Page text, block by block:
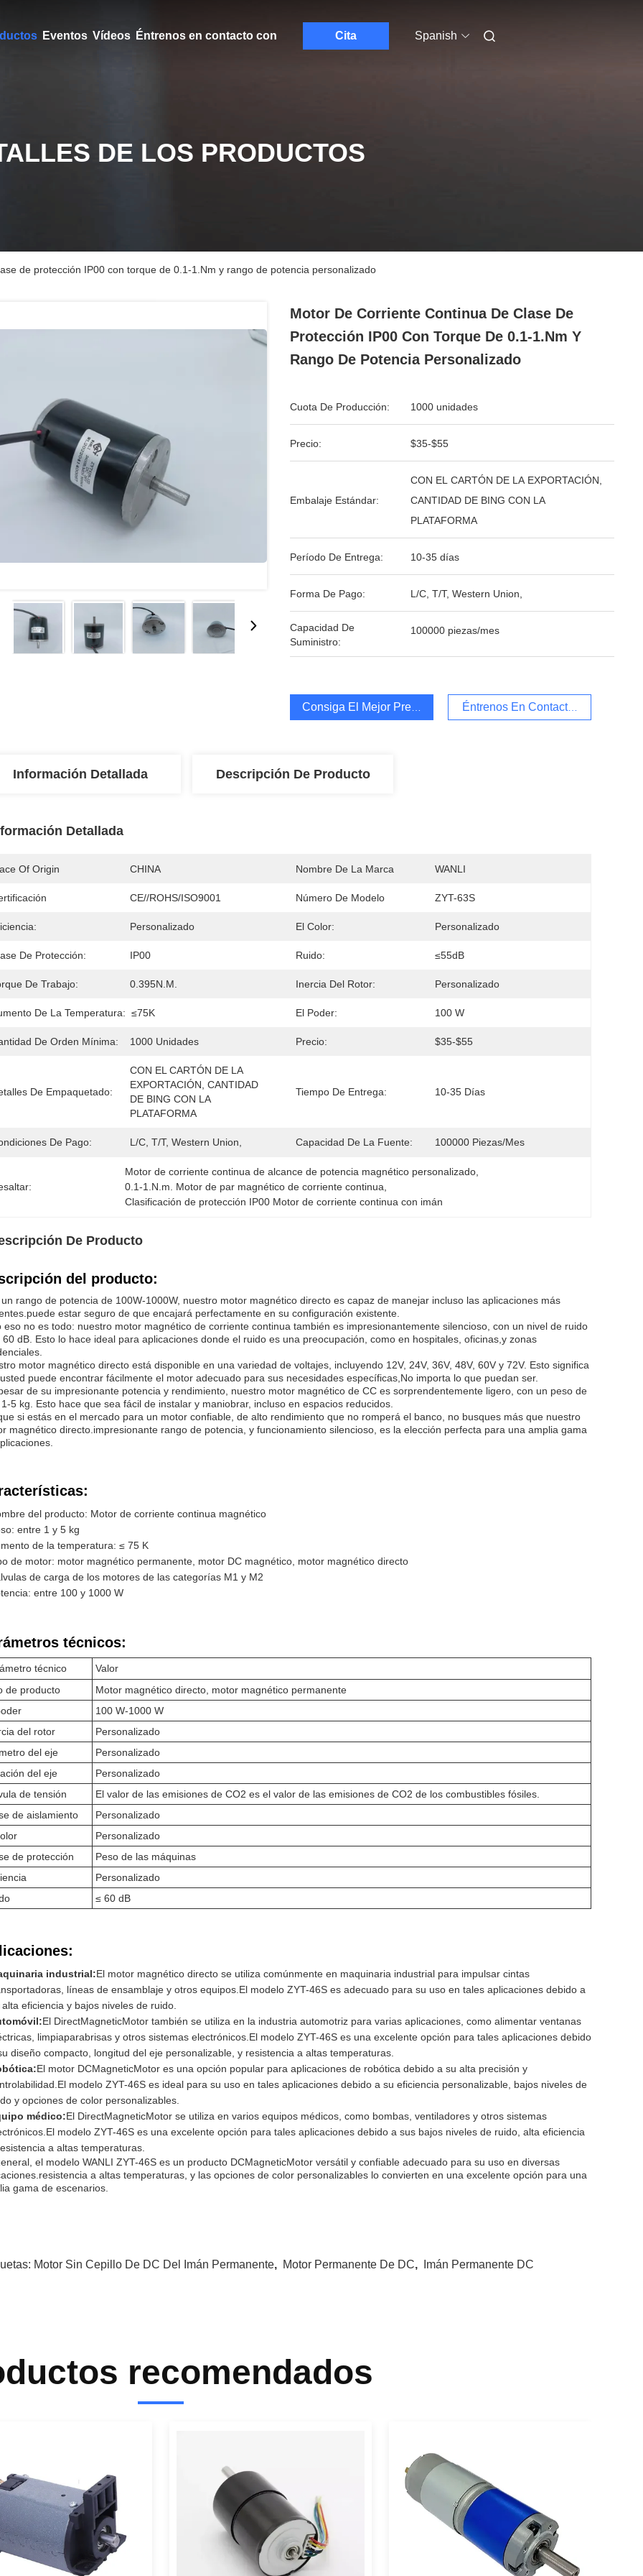
Eventos Vídeos Éntrenos en contacto con Cita Spanish
DE LOS PRODUCTOS
de protección IP00 con torque de 0.1-1.Nm y rango de potencia personalizado
Motor De Corriente Continua De Clase De
Protección IP00 Con Torque De 0.1-1.Nm Y
Rango De Potencia Personalizado
Cuota De Producción: 1000 unidades
Precio: $35-$55
Embalaje Estándar:
CON EL CARTÓN DE LA EXPORTACIÓN,
CANTIDAD DE BING CON LA
PLATAFORMA
Período De Entrega: 10-35 días
Forma De Pago: L/C, T/T, Western Union,
Capacidad De
Suministro:
100000 piezas/mes
Consiga El Mejor Precio Éntrenos En Contacto Con
Información Detallada Descripción De Producto
Detallada
Of Origin CHINA Nombre De La Marca WANLI
CE//ROHS/ISO9001 Número De Modelo ZYT-63S
Personalizado El Color: Personalizado
De Protección: IP00 Ruido: ≤55dB
De Trabajo: 0.395N.m. Inercia Del Rotor: Personalizado
De La Temperatura: ≤75K El Poder: 100 W
De Orden Mínima: 1000 Unidades Precio: $35-$55
De Empaquetado:
CON EL CARTÓN DE LA
EXPORTACIÓN, CANTIDAD
DE BING CON LA
PLATAFORMA
Tiempo De Entrega: 10-35 Días
De Pago: L/C, T/T, Western Union, Capacidad De La Fuente: 100000 Piezas/mes
Motor de corriente continua de alcance de potencia magnético personalizado
0.1-1.N.m. Motor de par magnético de corriente continua
Clasificación de protección IP00 Motor de corriente continua con imán
De Producto
del producto:
rango de potencia de 100W-1000W, nuestro motor magnético directo es capaz de manejar incluso las aplicaciones más
estar seguro de que encajará perfectamente en su configuración existente.
eso no es todo: nuestro motor magnético de corriente continua también es impresionantemente silencioso, con un nivel de ruido
60 dB. Esto lo hace ideal para aplicaciones donde el ruido es una preocupación, como en hospitales, oficinas,y zonas
motor magnético directo está disponible en una variedad de voltajes, incluyendo 12V, 24V, 36V, 48V, 60V y 72V. Esto significa
puede encontrar fácilmente el motor adecuado para sus necesidades específicas,No importa lo que puedan ser.
de su impresionante potencia y rendimiento, nuestro motor magnético de CC es sorprendentemente ligero, con un peso de
5 kg. Esto hace que sea fácil de instalar y maniobrar, incluso en espacios reducidos.
si estás en el mercado para un motor confiable, de alto rendimiento que no romperá el banco, no busques más que nuestro
magnético directo.impresionante rango de potencia, y funcionamiento silencioso, es la elección perfecta para una amplia gama
del producto: Motor de corriente continua magnético
entre 1 y 5 kg
de la temperatura: ≤ 75 K
de motor: motor magnético permanente, motor DC magnético, motor magnético directo
de carga de los motores de las categorías M1 y M2
entre 100 y 1000 W
técnicos:
técnico
Valor
de producto
Motor magnético directo, motor magnético permanente
100 W-1000 W
del rotor
Personalizado
del eje
Personalizado
del eje
Personalizado
de tensión
El valor de las emisiones de CO2 es el valor de las emisiones de CO2 de los combustibles fósiles.
de aislamiento
Personalizado
Personalizado
de protección
Peso de las máquinas
Personalizado
≤ 60 dB
industrial:El motor magnético directo se utiliza comúnmente en maquinaria industrial para impulsar cintas
líneas de ensamblaje y otros equipos.El modelo ZYT-46S es adecuado para su uso en tales aplicaciones debido a
alta eficiencia y bajos niveles de ruido.
El DirectMagneticMotor también se utiliza en la industria automotriz para varias aplicaciones, como alimentar ventanas
limpiaparabrisas y otros sistemas electrónicos.El modelo ZYT-46S es una excelente opción para tales aplicaciones debido
diseño compacto, longitud del eje personalizable, y resistencia a altas temperaturas.
El motor DCMagneticMotor es una opción popular para aplicaciones de robótica debido a su alta precisión y
modelo ZYT-46S es ideal para su uso en tales aplicaciones debido a su eficiencia personalizable, bajos niveles de
y opciones de color personalizables.
médico:El DirectMagneticMotor se utiliza en varios equipos médicos, como bombas, ventiladores y otros sistemas
modelo ZYT-46S es una excelente opción para tales aplicaciones debido a sus bajos niveles de ruido, alta eficiencia
a altas temperaturas.
el modelo WANLI ZYT-46S es un producto DCMagneticMotor versátil y confiable adecuado para su uso en diversas
a altas temperaturas, y las opciones de color personalizables lo convierten en una excelente opción para una
gama de escenarios.
Motor Sin Cepillo De DC Del Imán Permanente, Motor Permanente De DC, Imán Permanente DC
recomendados